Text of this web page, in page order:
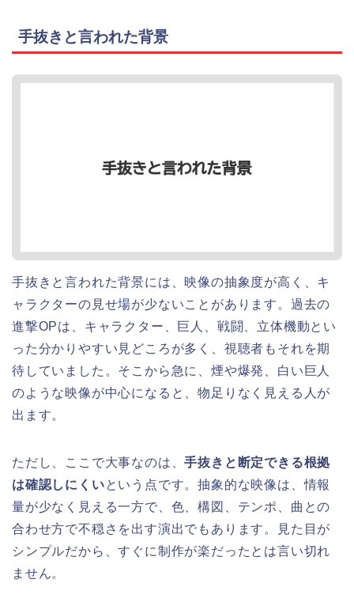
手抜きと言われた背景
手抜きと言われた背景には、映像の抽象度が高く、キ
ャラクターの見せ場が少ないことがあります。過去の
進撃OPは、キャラクター、巨人、戦闘、立体機動とい
った分かりやすい見どころが多く、視聴者もそれを期
待していました。そこから急に、煙や爆発、白い巨人
のような映像が中心になると、物足りなく見える人が
出ます。
ただし、ここで大事なのは、手抜きと断定できる根拠
は確認しにくいという点です。抽象的な映像は、情報
量が少なく見える一方で、色、構図、テンポ、曲との
合わせ方で不穏さを出す演出でもあります。見た目が
シンプルだから、すぐに制作が楽だったとは言い切れ
ません。